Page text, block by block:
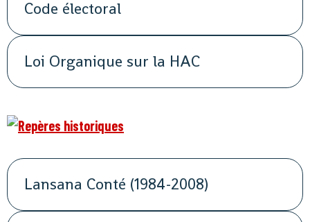
Code électoral
Loi Organique sur la HAC
Lansana Conté (1984-2008)